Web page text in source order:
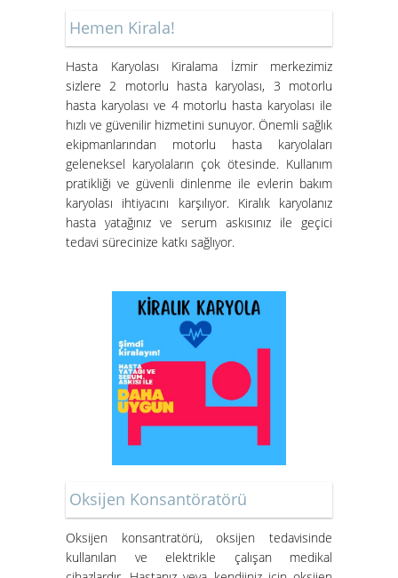
Hasta Karyolası Muğla
Hemen Kirala!
Hasta Karyolası Kiralama İzmir merkezimiz
sizlere 2 motorlu hasta karyolası, 3 motorlu
hasta karyolası ve 4 motorlu hasta karyolası ile
hızlı ve güvenilir hizmetini sunuyor. Önemli sağlık
ekipmanlarından motorlu hasta karyolaları
geleneksel karyolaların çok ötesinde. Kullanım
pratikliği ve güvenli dinlenme ile evlerin bakım
karyolası ihtiyacını karşılıyor. Kiralık karyolanız
hasta yatağınız ve serum askısınız ile geçici
tedavi sürecinize katkı sağlıyor.
Oksijen Konsantöratörü
Oksijen konsantratörü, oksijen tedavisinde
kullanılan ve elektrikle çalışan medikal